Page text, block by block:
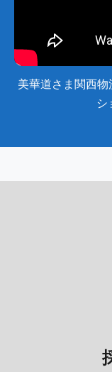
美華道さま関西
シ